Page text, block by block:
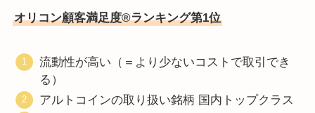
オリコン顧客満足度®ランキング第1位
流動性が高い（＝より少ないコストで取引でき
る）
アルトコインの取り扱い銘柄 国内トップクラス